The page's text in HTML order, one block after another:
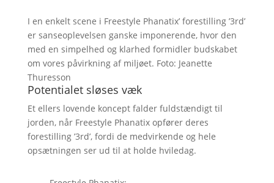
I en enkelt scene i Freestyle Phanatix’ forestilling ’3rd’
er sanseoplevelsen ganske imponerende, hvor den
med en simpelhed og klarhed formidler budskabet
om vores påvirkning af miljøet. Foto: Jeanette
Thuresson
Potentialet sløses væk
Et ellers lovende koncept falder fuldstændigt til
jorden, når Freestyle Phanatix opfører deres
forestilling ’3rd’, fordi de medvirkende og hele
opsætningen ser ud til at holde hviledag.